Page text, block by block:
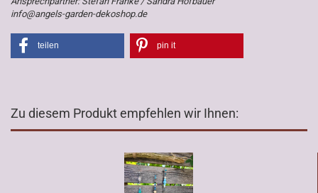
info@angels-garden-dekoshop.de
teilen pin it
Zu diesem Produkt empfehlen wir Ihnen: